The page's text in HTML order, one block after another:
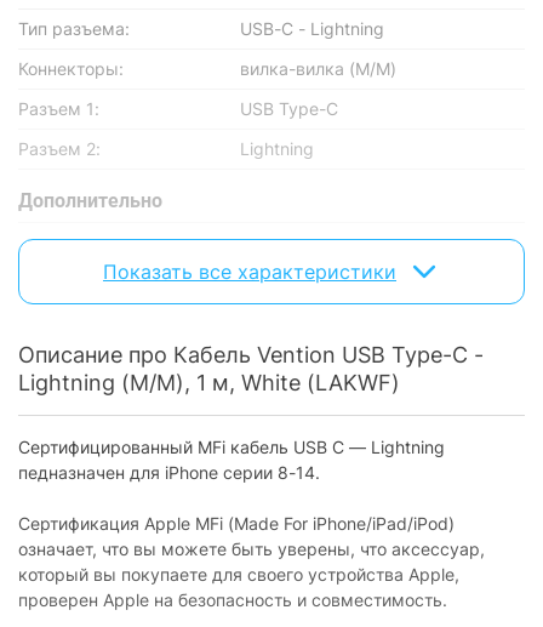
Тип разъема:
USB-C - Lightning
Коннекторы:
вилка-вилка (M/M)
Разъем 1:
USB Type-C
Разъем 2:
Lightning
Дополнительно
Версия USB: USB 3.2 Gen 1 (3.0)
Физические характеристики
Длина:
1 м
производителем без уведомления.
Показать все характеристики
Описание про Кабель Vention USB Type-C -
Lightning (M/M), 1 м, White (LAKWF)
Сертифицированный MFi кабель USB C — Lightning
педназначен для iPhone серии 8-14.
Сертификация Apple MFi (Made For iPhone/iPad/iPod)
означает, что вы можете быть уверены, что аксессуар,
который вы покупаете для своего устройства Apple,
проверен Apple на безопасность и совместимость.